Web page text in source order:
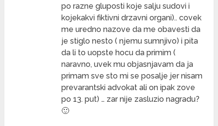
po razne gluposti koje salju sudovi i
kojekakvi fiktivni drzavni organi).. covek
me uredno nazove da me obavesti da
je stiglo nesto ( njemu sumnjivo) i pita
da li to uopste hocu da primim (
naravno, uvek mu objasnjavam da ja
primam sve sto mi se posalje jer nisam
prevarantski advokat ali on ipak zove
po 13. put) … zar nije zasluzio nagradu?
🙂